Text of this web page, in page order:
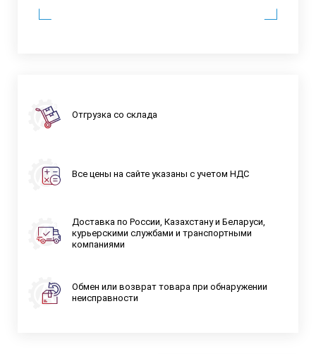
Отгрузка со склада
Все цены на сайте указаны с учетом НДС
Доставка по России, Казахстану и Беларуси,
курьерскими службами и транспортными
компаниями
Обмен или возврат товара при обнаружении
неисправности